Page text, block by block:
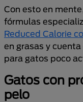
Con esto en
fórmulas
Reduced Calorie
en grasas y
para gatos poco
Gatos con
pelo